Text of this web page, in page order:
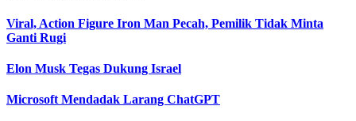
Viral, Action Figure Iron Man Pecah, Pemilik Tidak Minta
Ganti Rugi
Elon Musk Tegas Dukung Israel
Microsoft Mendadak Larang ChatGPT